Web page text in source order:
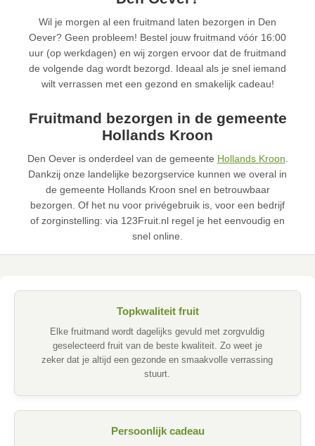
Wil je morgen al een fruitmand laten bezorgen in Den
Oever? Geen probleem! Bestel jouw fruitmand vóór 16:00
uur (op werkdagen) en wij zorgen ervoor dat de fruitmand
de volgende dag wordt bezorgd. Ideaal als je snel iemand
wilt verrassen met een gezond en smakelijk cadeau!
Fruitmand bezorgen in de gemeente
Hollands Kroon
Den Oever is onderdeel van de gemeente Hollands Kroon.
Dankzij onze landelijke bezorgservice kunnen we overal in
de gemeente Hollands Kroon snel en betrouwbaar
bezorgen. Of het nu voor privégebruik is, voor een bedrijf
of zorginstelling: via 123Fruit.nl regel je het eenvoudig en
snel online.
Topkwaliteit fruit
Elke fruitmand wordt dagelijks gevuld met zorgvuldig
geselecteerd fruit van de beste kwaliteit. Zo weet je
zeker dat je altijd een gezonde en smaakvolle verrassing
stuurt.
Persoonlijk cadeau